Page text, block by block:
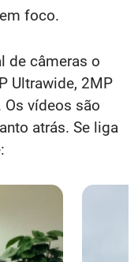
foco.
de câmeras o
Ultrawide, 2MP
vídeos são
atrás. Se liga